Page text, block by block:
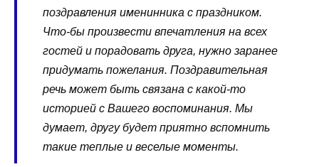
поздравления именинника с праздником.
Что-бы произвести впечатления на всех
гостей и порадовать друга, нужно заранее
придумать пожелания. Поздравительная
речь может быть связана с какой-то
историей с Вашего воспоминания. Мы
думает, другу будет приятно вспомнить
такие теплые и веселые моменты.